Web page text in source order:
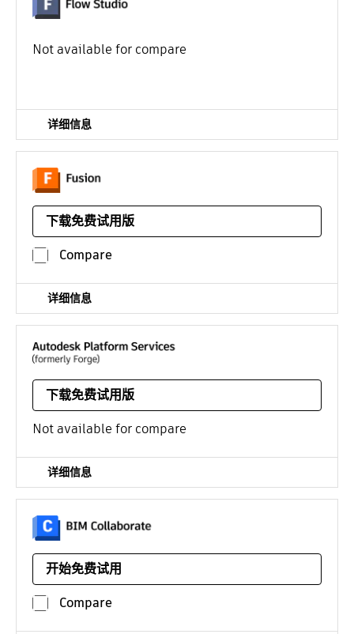
动的运动捕捉、摄影机跟踪、动画和合成工具，可将您的素
材一键生成可随心执导、精细编辑并轻松导出的 CG 场景。
¥2309* /年
Not available for compare
详细信息
下载免费试用版
平台：
起价/年
Compare
详细信息
下载免费试用版
平台：相关服务
/年
Not available for compare
详细信息
队，以审查设计、运行自动冲突检测和跟踪项目状态。
开始免费试用
平台：
/年 Compare